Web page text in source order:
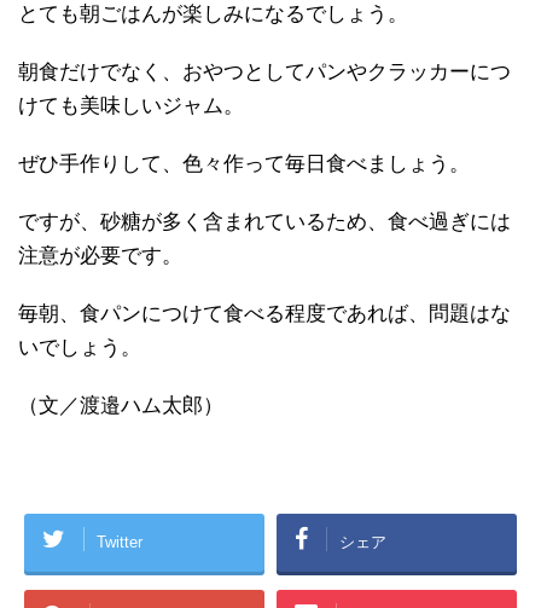
とても朝ごはんが楽しみになるでしょう。
朝食だけでなく、おやつとしてパンやクラッカーにつ
けても美味しいジャム。
ぜひ手作りして、色々作って毎日食べましょう。
ですが、砂糖が多く含まれているため、食べ過ぎには
注意が必要です。
毎朝、食パンにつけて食べる程度であれば、問題はな
いでしょう。
（文／渡邉ハム太郎）
Twitter シェア